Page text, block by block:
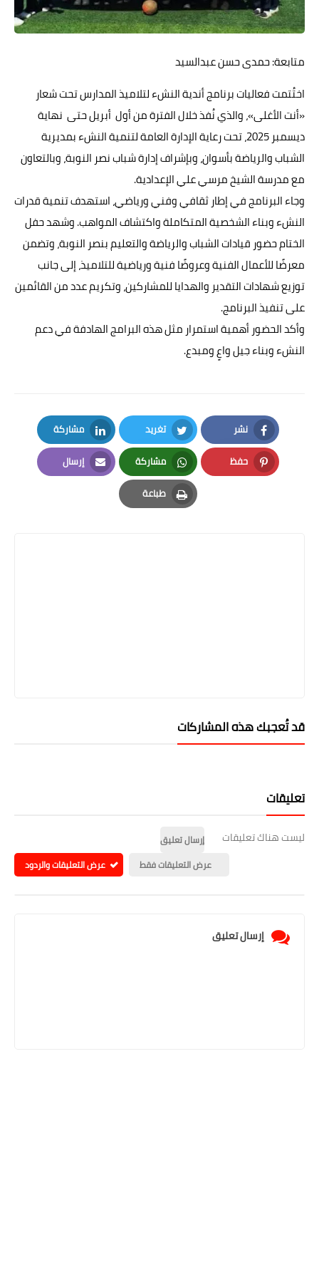
حوادث وقضايا
فن المطبخ
مقالات
متابعة: حمدى حسن عبدالسيد
اختُتمت فعاليات برنامج أندية النشء لتلاميذ المدارس تحت شعار
«أنت الأغلى»، والذي نُفذ خلال الفترة من أول أبريل حتى نهاية
ديسمبر 2025، تحت رعاية الإدارة العامة لتنمية النشء بمديرية
الشباب والرياضة بأسوان، وبإشراف إدارة شباب نصر النوبة، وبالتعاون
مع مدرسة الشيخ مرسي علي الإعدادية.
وجاء البرنامج في إطار ثقافي وفني ورياضي، استهدف تنمية قدرات
النشء وبناء الشخصية المتكاملة واكتشاف المواهب. وشهد حفل
الختام حضور قيادات الشباب والرياضة والتعليم بنصر النوبة، وتضمن
معرضًا للأعمال الفنية وعروضًا فنية ورياضية للتلاميذ، إلى جانب
توزيع شهادات التقدير والهدايا للمشاركين، وتكريم عدد من القائمين
على تنفيذ البرنامج.
وأكد الحضور أهمية استمرار مثل هذه البرامج الهادفة في دعم
النشء وبناء جيل واعٍ ومبدع.
نشر
Facebook
تغريد
Twitter
مشاركة
LinkedIn
حفظ
Pinterest
مشاركة
Whatsapp
إرسال
Email
طباعة
Print
قد تُعجبك هذه المشاركات
تعليقات
ليست هناك تعليقات
إرسال تعليق
عرض التعليقات فقط
عرض التعليقات والردود
إرسال تعليق